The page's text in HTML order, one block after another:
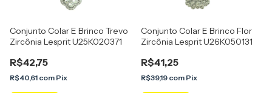
Conjunto Colar E Brinco Trevo
Zircônia Lesprit U25K020371
R$42,75
R$40,61 com Pix
Conjunto Colar E Brinco Flor
Zircônia Lesprit U26K050131
R$41,25
R$39,19 com Pix